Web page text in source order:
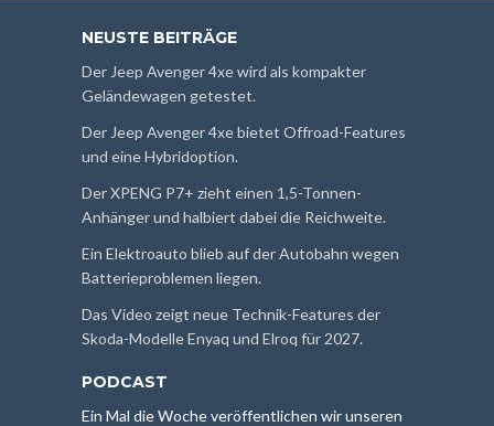
NEUSTE BEITRÄGE
Der Jeep Avenger 4xe wird als kompakter
Geländewagen getestet.
Der Jeep Avenger 4xe bietet Offroad-Features
und eine Hybridoption.
Der XPENG P7+ zieht einen 1,5-Tonnen-
Anhänger und halbiert dabei die Reichweite.
Ein Elektroauto blieb auf der Autobahn wegen
Batterieproblemen liegen.
Das Video zeigt neue Technik-Features der
Skoda-Modelle Enyaq und Elroq für 2027.
PODCAST
Ein Mal die Woche veröffentlichen wir unseren